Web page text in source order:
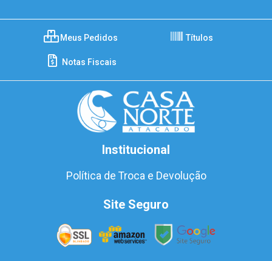
Meus Pedidos Títulos
Notas Fiscais
Institucional
Política de Troca e Devolução
Site Seguro